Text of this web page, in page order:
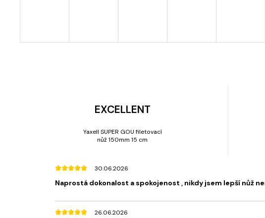
EXCELLENT
Yaxell SUPER GOU filetovací
nůž 150mm 15 cm
30.06.2026
Naprostá dokonalost a spokojenost , nikdy jsem lepší nůž
26.06.2026